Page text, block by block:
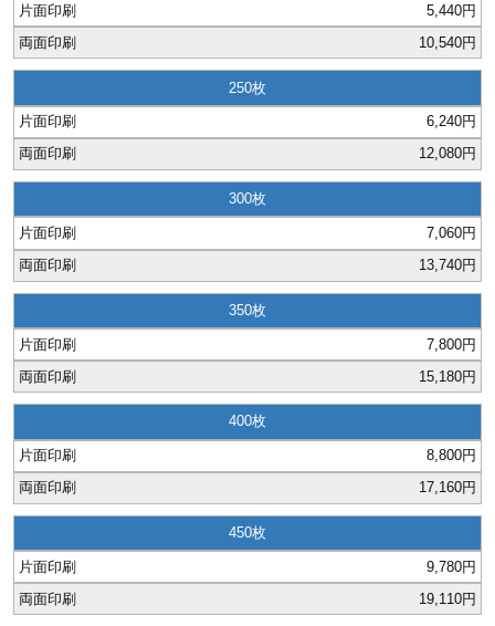
フォルダー
ファイル印刷
ァイル印刷
印刷
印刷
リーブ印刷
加工
印刷
印刷
ムカード印刷
刷
カード印刷
フォルダー
ファイル印刷
ァイル印刷
印刷
5,440円
10,540円
250
6,240円
12,080円
300
7,060円
13,740円
350
7,800円
15,180円
400
8,800円
17,160円
450
9,780円
19,110円